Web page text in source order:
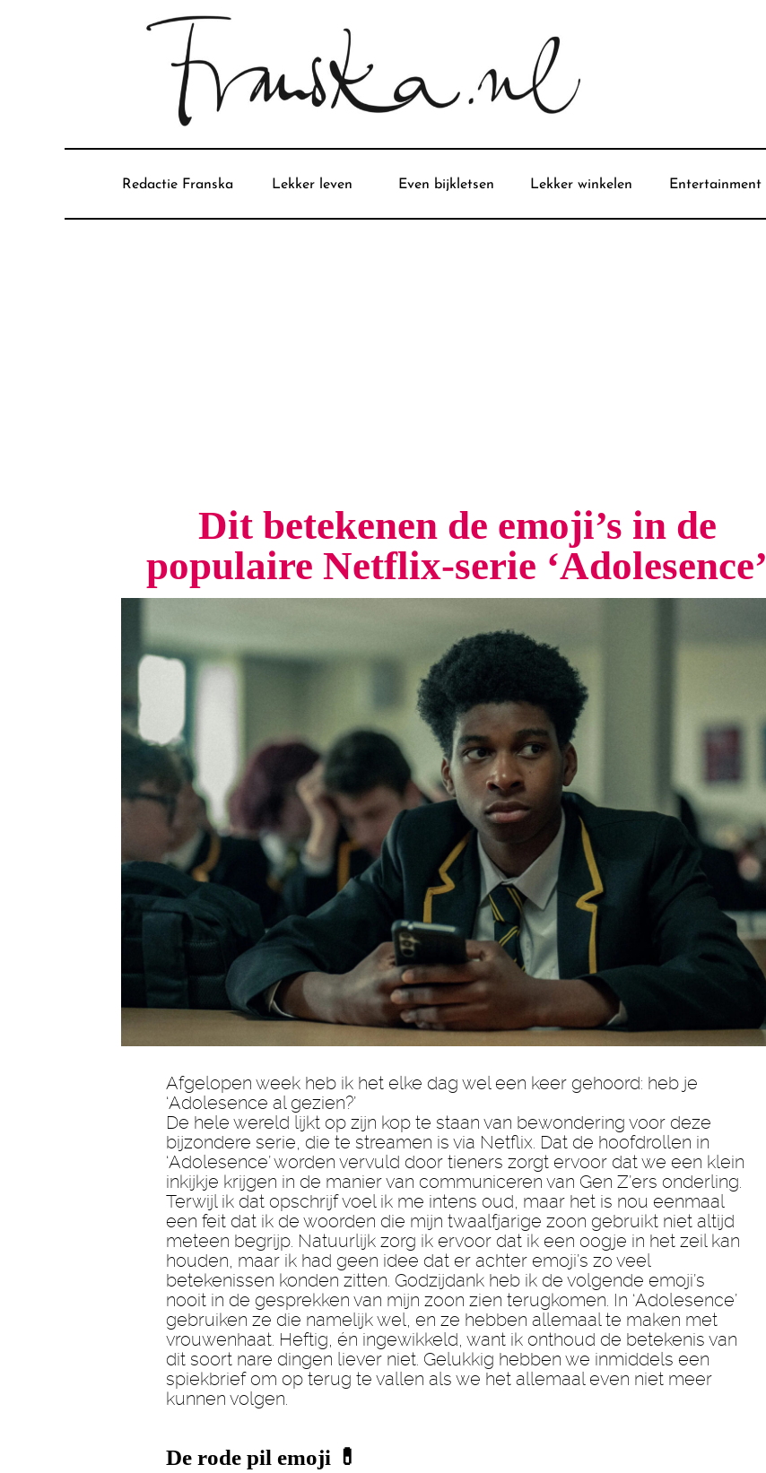
Redactie Franska Lekker leven Even bijkletsen Lekker winkelen Entertainment
Dit betekenen de emoji’s in de
populaire Netflix-serie ‘Adolesence’
Afgelopen week heb ik het elke dag wel een keer gehoord: heb je
‘Adolesence al gezien?’
De hele wereld lijkt op zijn kop te staan van bewondering voor deze
bijzondere serie, die te streamen is via Netflix. Dat de hoofdrollen in
‘Adolesence’ worden vervuld door tieners zorgt ervoor dat we een klein
inkijkje krijgen in de manier van communiceren van Gen Z’ers onderling.
Terwijl ik dat opschrijf voel ik me intens oud, maar het is nou eenmaal
een feit dat ik de woorden die mijn twaalfjarige zoon gebruikt niet altijd
meteen begrijp. Natuurlijk zorg ik ervoor dat ik een oogje in het zeil kan
houden, maar ik had geen idee dat er achter emoji’s zo veel
betekenissen konden zitten. Godzijdank heb ik de volgende emoji’s
nooit in de gesprekken van mijn zoon zien terugkomen. In ‘Adolesence’
gebruiken ze die namelijk wel, en ze hebben allemaal te maken met
vrouwenhaat. Heftig, én ingewikkeld, want ik onthoud de betekenis van
dit soort nare dingen liever niet. Gelukkig hebben we inmiddels een
spiekbrief om op terug te vallen als we het allemaal even niet meer
kunnen volgen.
De rode pil emoji 💊